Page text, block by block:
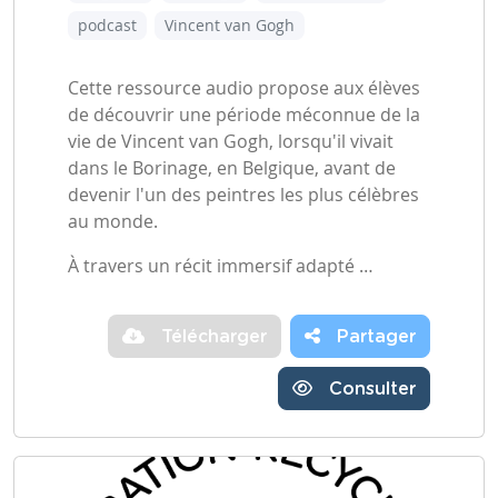
podcast
Vincent van Gogh
Cette ressource audio propose aux élèves
de découvrir une période méconnue de la
vie de Vincent van Gogh, lorsqu'il vivait
dans le Borinage, en Belgique, avant de
devenir l'un des peintres les plus célèbres
au monde.
À travers un récit immersif adapté …
Télécharger Partager
Consulter